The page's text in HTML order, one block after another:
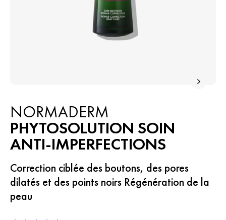
NORMADERM
PHYTOSOLUTION SOIN
ANTI-IMPERFECTIONS
Correction ciblée des boutons, des pores
dilatés et des points noirs Régénération de la
peau